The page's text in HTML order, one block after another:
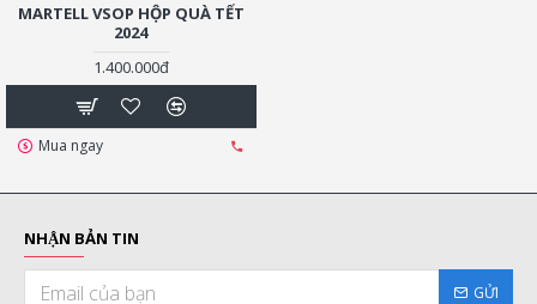
MARTELL VSOP HỘP QUÀ TẾT
2024
1.400.000đ
Mua ngay
NHẬN BẢN TIN
GỬI